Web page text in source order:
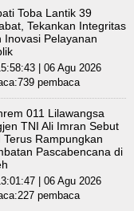
Toba Lantik 39
Tekankan Integritas
Inovasi Pelayanan
| 06 Agu 2026
pembaca
011 Lilawangsa
TNI Ali Imran Sebut
Terus Rampungkan
Pascabencana di
| 06 Agu 2026
pembaca